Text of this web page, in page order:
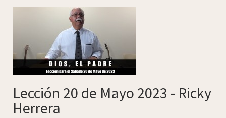
Lección 20 de Mayo 2023 - Ricky
Herrera